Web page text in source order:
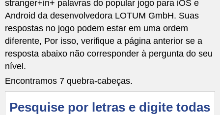
stranger+in+ palavras do popular jogo para iOS e
Android da desenvolvedora LOTUM GmbH. Suas
respostas no jogo podem estar em uma ordem
diferente, Por isso, verifique a página anterior se a
resposta abaixo não corresponder à pergunta do seu
nível.
Encontramos 7 quebra-cabeças.
Pesquise por letras e digite todas